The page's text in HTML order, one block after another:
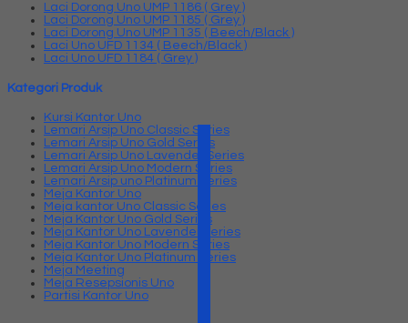
Laci Dorong Uno UMP 1186 ( Grey )
Laci Dorong Uno UMP 1185 ( Grey )
Laci Dorong Uno UMP 1135 ( Beech/Black )
Laci Uno UFD 1134 ( Beech/Black )
Laci Uno UFD 1184 ( Grey )
Kategori Produk
Kursi Kantor Uno
Lemari Arsip Uno Classic Series
Lemari Arsip Uno Gold Series
Lemari Arsip Uno Lavender Series
Lemari Arsip Uno Modern Series
Lemari Arsip uno Platinum Series
Meja Kantor Uno
Meja kantor Uno Classic Series
Meja Kantor Uno Gold Series
Meja Kantor Uno Lavender series
Meja Kantor Uno Modern Series
Meja Kantor Uno Platinum Series
Meja Meeting
Meja Resepsionis Uno
Partisi Kantor Uno